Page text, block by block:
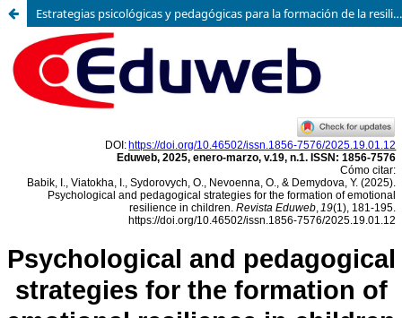
Estrategias psicológicas y pedagógicas para la formación de la resiliencia emocional en los niños